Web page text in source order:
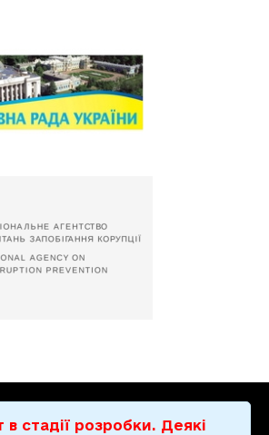
в стадії розробки. Деякі